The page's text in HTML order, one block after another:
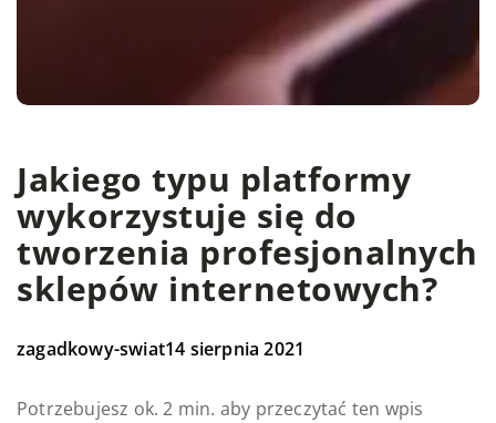
Jakiego typu platformy
wykorzystuje się do
tworzenia profesjonalnych
sklepów internetowych?
zagadkowy-swiat14 sierpnia 2021
Potrzebujesz ok. 2 min. aby przeczytać ten wpis